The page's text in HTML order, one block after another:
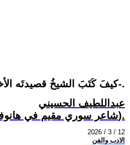
كيفَ كَتَبَ الشيخُ قصيدتَه الأخيرةَ-2-.
عبداللطيف الحسيني
:(شاعر سوري مقيم في هانوفر).
2026 / 3 / 12
الادب والفن